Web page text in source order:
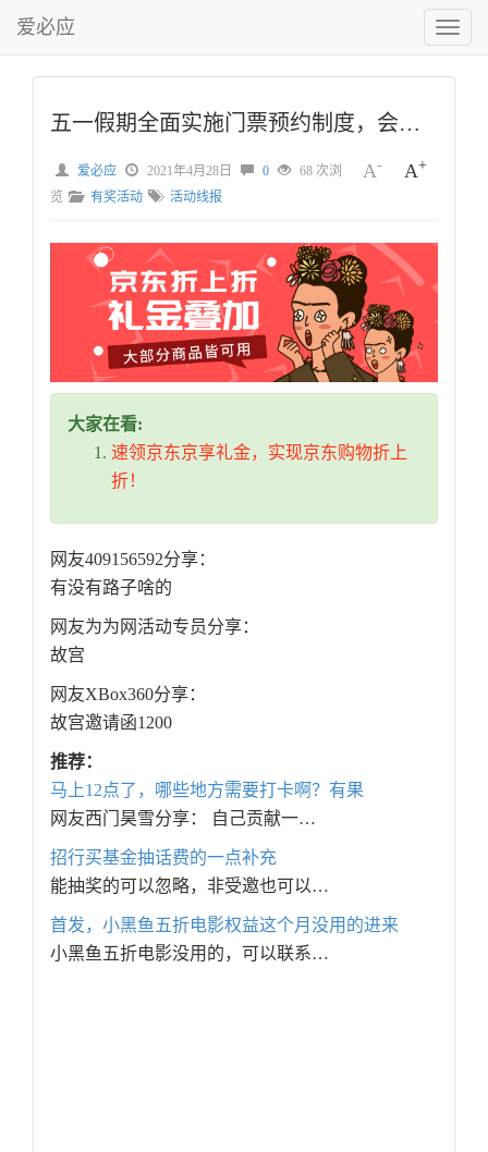
切
换
菜
爱必应
五一假期全面实施门票预约制度，会有大毛吗？
A- A+
爱必应 2021年4月28日 0
68 次浏
览
有奖活动 活动线报
大家在看:
速领京东京享礼金，实现京东购物折上
折！
网友409156592分享：
有没有路子啥的
网友为为网活动专员分享：
故宫
网友XBox360分享：
故宫邀请函1200
推荐：
马上12点了，哪些地方需要打卡啊？有果
网友西门昊雪分享： 自己贡献一…
招行买基金抽话费的一点补充
能抽奖的可以忽略，非受邀也可以…
首发，小黑鱼五折电影权益这个月没用的进来
小黑鱼五折电影没用的，可以联系…